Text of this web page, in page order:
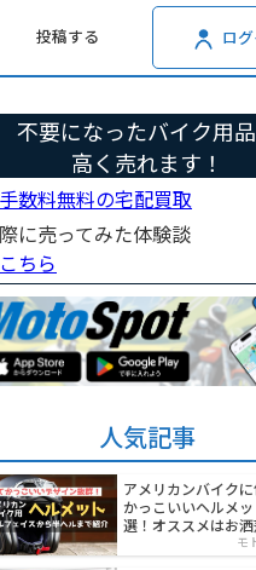
投稿する ロ
不要になったバイク用品
高く売れます！
手数料無料の宅配買取
に売ってみた体験談
こちら
人気記事
アメリカンバイク
かっこいいヘルメ
選！オススメはお洒
モ